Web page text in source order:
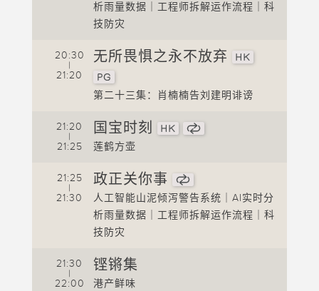
析雨量数据｜工程师拆解运作流程｜科
技防灾
20:30
|
21:20
无所畏惧之永不放弃
第二十三集：肖楠楠告刘建明诽谤
21:20
|
21:25
国宝时刻
莲鹤方壶
21:25
|
21:30
政正关你事
人工智能山泥倾泻警告系统｜AI实时分
析雨量数据｜工程师拆解运作流程｜科
技防灾
21:30
|
22:00
铿锵集
港产鲜味